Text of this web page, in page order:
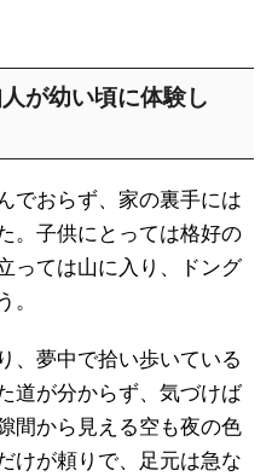
が幼い頃に体験し
でおらず、家の裏手には
。子供にとっては格好の
っては山に入り、ドング
。
、夢中で拾い歩いている
道が分からず、気づけば
間から見える空も夜の色
けが頼りで、足元は急な